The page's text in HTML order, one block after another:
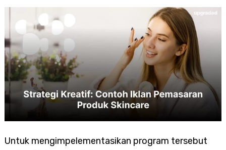
Untuk mengimpelementasikan program tersebut